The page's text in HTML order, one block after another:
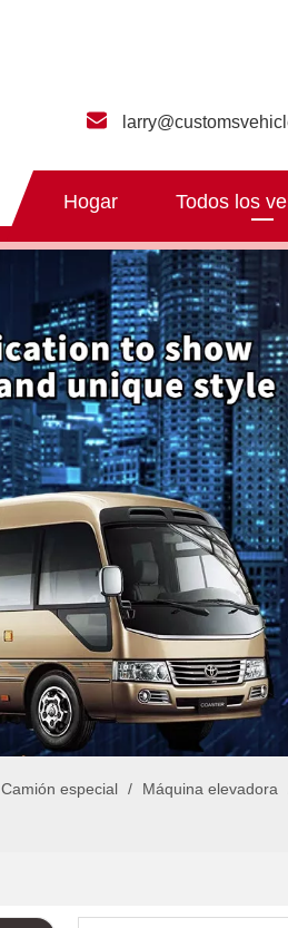
Hogar Todos los
Camión especial / Máquina elevadora